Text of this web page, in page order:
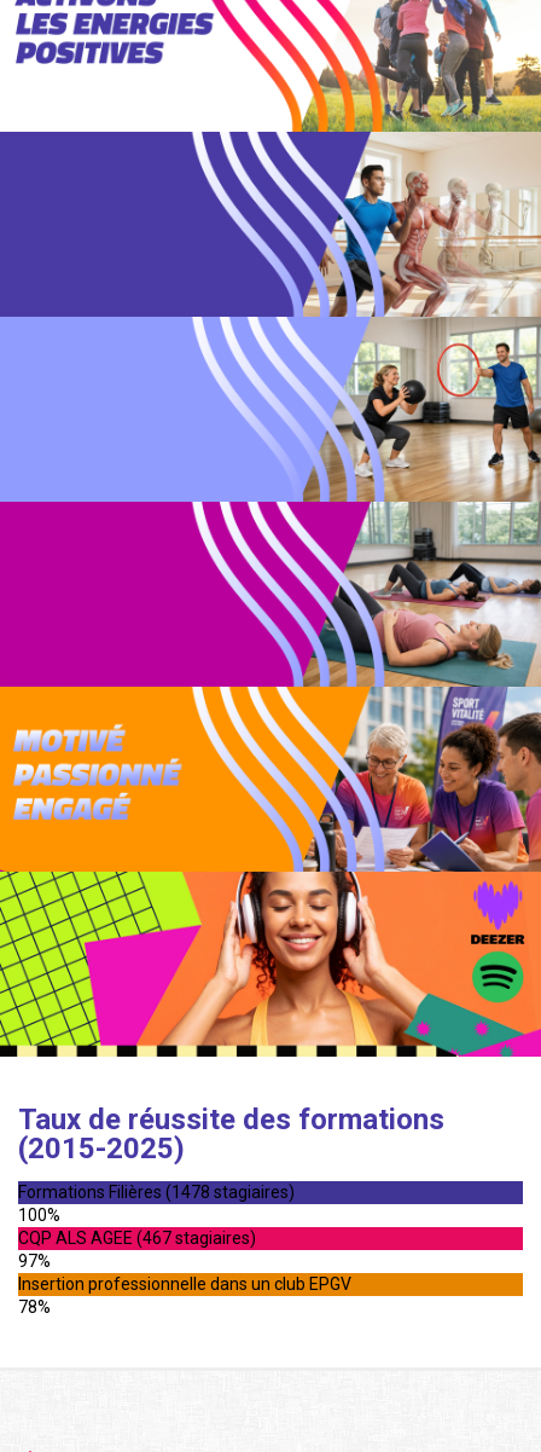
Taux de réussite des formations
(2015-2025)
Formations Filières (1478 stagiaires)
100%
CQP ALS AGEE (467 stagiaires)
97%
Insertion professionnelle dans un club EPGV
78%